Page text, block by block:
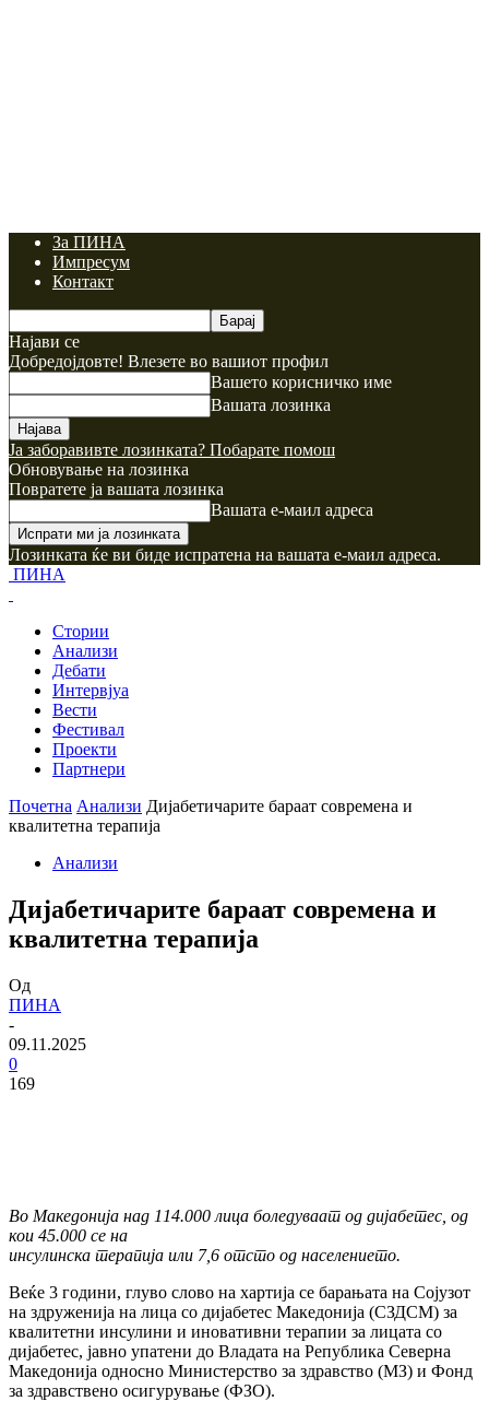
За ПИНА
Импресум
Контакт
Најави се
Добредојдовте! Влезете во вашиот профил
Вашето корисничко име
Вашата лозинка
Ја заборавивте лозинката? Побарате помош
Обновување на лозинка
Повратете ја вашата лозинка
Вашата е-маил адреса
Лозинката ќе ви биде испратена на вашата е-маил адреса.
ПИНА
Стории
Анализи
Дебати
Интервјуа
Вести
Фестивал
Проекти
Партнери
Почетна Анализи Дијабетичарите бараат современа и
квалитетна терапија
Анализи
Дијабетичарите бараат современа и
квалитетна терапија
Од
ПИНА
-
09.11.2025
0
169
Во Македонија над 114.000 лица боледуваат од дијабетес, од
кои 45.000 се на
инсулинска терапија или 7,6 отсто од населението.
Веќе 3 години, глуво слово на хартија се барањата на Сојузот
на здруженија на лица со дијабетес Македонија (СЗДСМ) за
квалитетни инсулини и иновативни терапии за лицата со
дијабетес, јавно упатени до Владата на Република Северна
Македонија односно Министерство за здравство (МЗ) и Фонд
за здравствено осигурување (ФЗО).